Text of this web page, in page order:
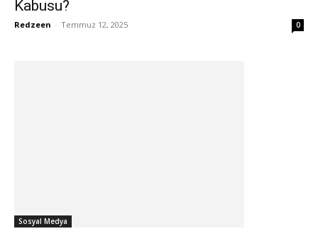
Kabusu?
Redzeen - Temmuz 12, 2025 0
Sosyal Medya